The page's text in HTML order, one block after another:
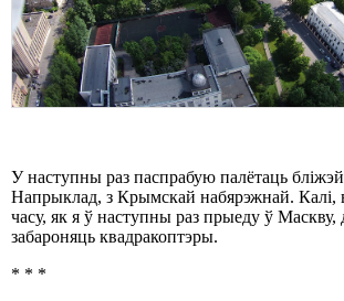
У наступны раз паспрабую палётаць
Напрыклад, з Крымскай набярэжнай. Калі,
часу, як я ў наступны раз прыеду ў Маскву,
забароняць квадракоптэры.
* * *